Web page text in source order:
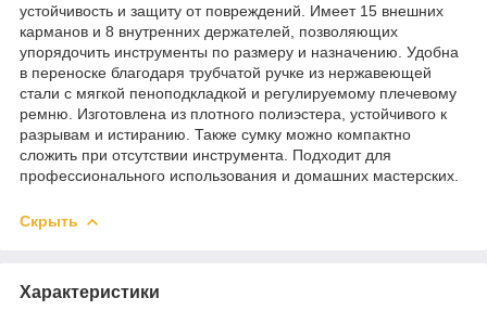
устойчивость и защиту от повреждений. Имеет 15 внешних
карманов и 8 внутренних держателей, позволяющих
упорядочить инструменты по размеру и назначению. Удобна
в переноске благодаря трубчатой ручке из нержавеющей
стали с мягкой пеноподкладкой и регулируемому плечевому
ремню. Изготовлена из плотного полиэстера, устойчивого к
разрывам и истиранию. Также сумку можно компактно
сложить при отсутствии инструмента. Подходит для
профессионального использования и домашних мастерских.
Скрыть
Характеристики